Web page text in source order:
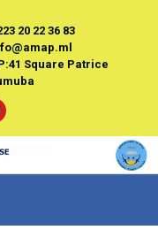
20 22 36 83
Square Patrice